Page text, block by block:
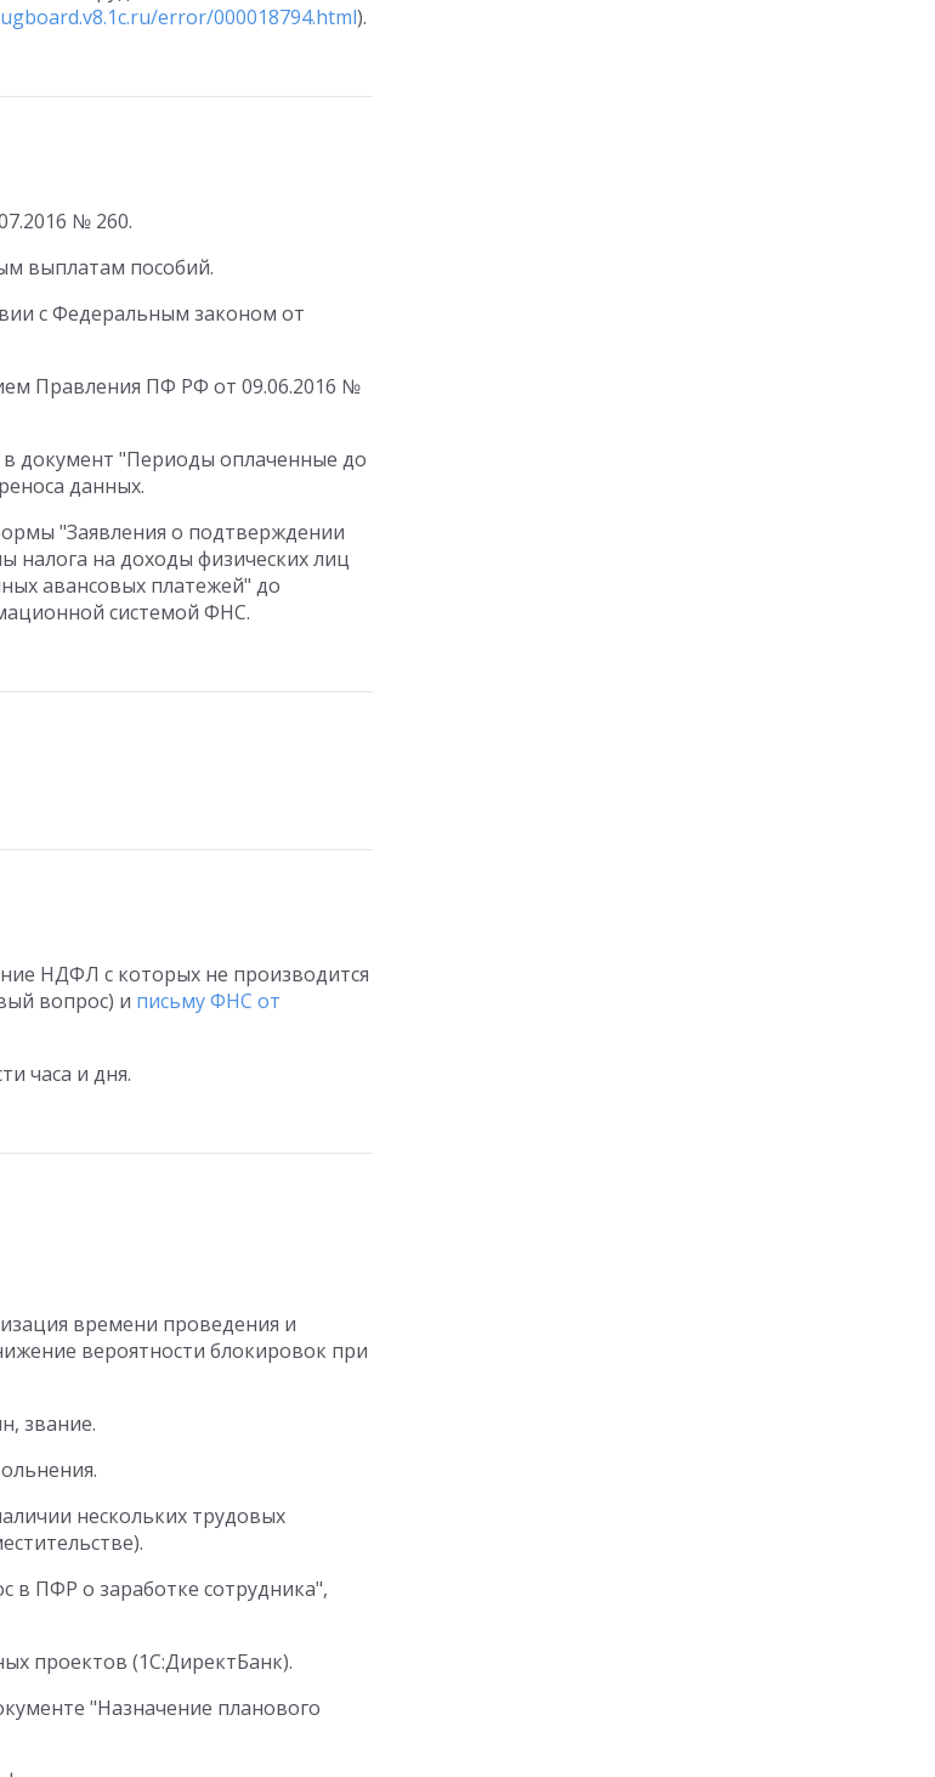
error/000018794.html).
№ 260.
выплатам пособий.
с Федеральным законом от
Правления ПФ РФ от 09.06.2016 №
документ "Периоды оплаченные до
данных.
"Заявления о подтверждении
налога на доходы физических лиц
авансовых платежей" до
системой ФНС.
НДФЛ с которых не производится
вопрос) и письму ФНС от
часа и дня.
времени проведения и
вероятности блокировок при
звание.
нескольких трудовых
в ПФР о заработке сотрудника",
проектов (1С:ДиректБанк).
"Назначение планового